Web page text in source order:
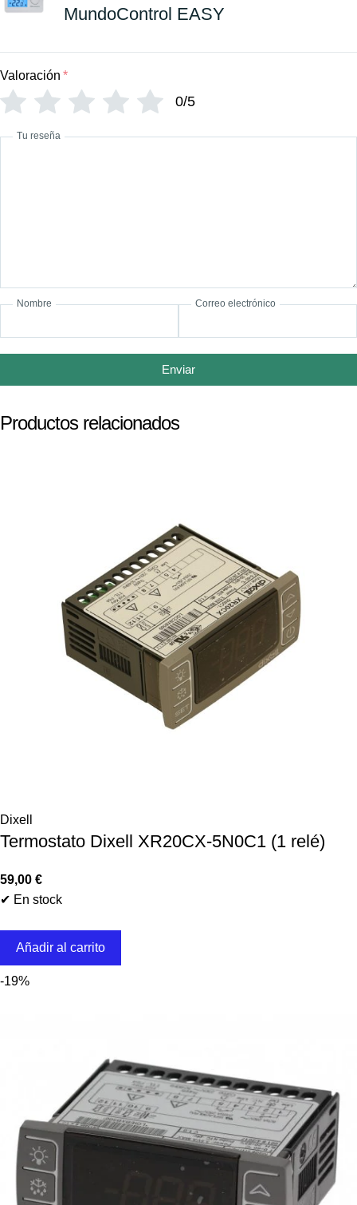
MundoControl EASY
Valoración *
0/5
Tu reseña
Nombre Correo electrónico
Enviar
Productos relacionados
Dixell
Termostato Dixell XR20CX-5N0C1 (1 relé)
59,00 €
✔ En stock
Añadir al carrito
-19%